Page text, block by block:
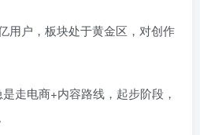
用户，板块处于黄金区，对创作
走电商+内容路线，起步阶段，